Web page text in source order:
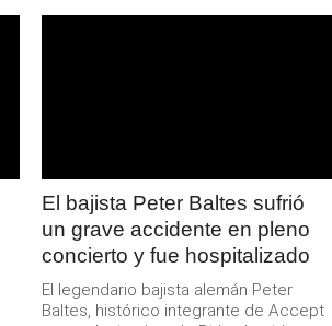
El bajista Peter Baltes sufrió
un grave accidente en pleno
concierto y fue hospitalizado
El legendario bajista alemán Peter
Baltes, histórico integrante de Accept